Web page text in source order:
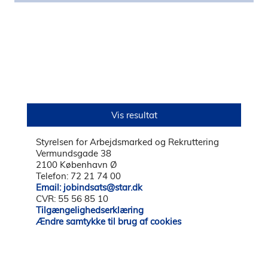
Styrelsen for Arbejdsmarked og Rekruttering
Vermundsgade 38
2100 København Ø
Telefon: 72 21 74 00
Email: jobindsats@star.dk
CVR: 55 56 85 10
Tilgængelighedserklæring
Ændre samtykke til brug af cookies